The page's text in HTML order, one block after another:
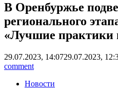
В Оренбуржье
регионального
«Лучшие практики
29.07.2023, 14:0729.07.2023,
comment
Новости